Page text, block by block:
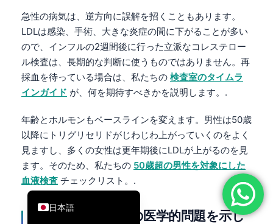
急性の病気は、逆方向に誤解を招くこともあります。
LDLは感染、手術、大きな炎症の間に下がることが多い
ので、インフルの2週間後に行った立派なコレステロー
ル検査は、長期的な判断に使うものではありません。再
採血を待っている場合は、私たちの 検査室のタイムラ
インガイド が、何を期待すべきかを説明します。.
年齢とホルモンもベースラインを変えます。男性は50歳
以降にトリグリセリドがじわじわ上がっていくのをよく
見ますし、多くの女性は更年期後にLDLが上がるのを見
ます。そのため、私たちの 50歳超の男性を対象にした
血液検査 チェックリスト。.
脂質検査結果が別の医学的問題を示し
日本語
English
Deutsch
العربية
Français
Italiano
Español
Português
Ελληνικά